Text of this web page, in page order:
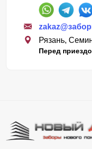
Рязань,
Перед